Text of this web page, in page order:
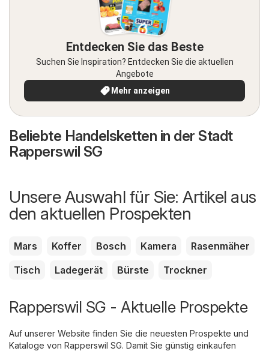
Entdecken Sie das Beste
Suchen Sie Inspiration? Entdecken Sie die aktuellen
Angebote
Mehr anzeigen
Beliebte Handelsketten in der Stadt
Rapperswil SG
Unsere Auswahl für Sie: Artikel aus
den aktuellen Prospekten
Mars Koffer Bosch Kamera
Rasenmäher
Tisch
Ladegerät Bürste Trockner
Rapperswil SG - Aktuelle Prospekte
Auf unserer Website finden Sie die neuesten Prospekte und
Kataloge von Rapperswil SG. Damit Sie günstig einkaufen